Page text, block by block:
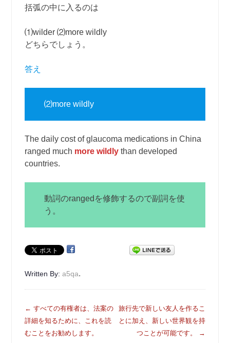
括弧の中に入るのは
⑴wilder ⑵more wildly
どちらでしょう。
答え
⑵more wildly
The daily cost of glaucoma medications in China
ranged much more wildly than developed
countries.
動詞のrangedを修飾するので副詞を使
う。
Written By:a5qa.
投
稿
ナ
← すべての有権者は、法案の
詳細を知るために、これを読
むことをお勧めします。
旅行先で新しい友人を作るこ
とに加え、新しい世界観を持
つことが可能です。
→